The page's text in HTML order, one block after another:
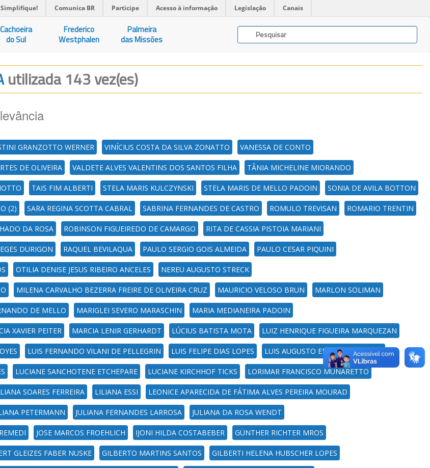
Simplifique! Comunica BR Participe Acesso à informação Legislação Canais
Cachoeira
do Sul
Frederico
Westphalen
Palmeira
das Missões
utilizada 143 vez(es)
GRANZOTTO WERNER VINÍCIUS COSTA DA SILVA ZONATTO VANESSA DE CONTO
DE OLIVEIRA VALDETE ALVES VALENTINS DOS SANTOS FILHA TÂNIA MICHELINE MIORANDO
TAIS FIM ALBERTI STELA MARIS KULCZYNSKI STELA MARIS DE MELLO PADOIN SONIA DE AVILA BOTTON
(2) SARA REGINA SCOTTA CABRAL SABRINA FERNANDES DE CASTRO ROMULO TREVISAN ROMARIO TRENTIN
DA ROSA ROBINSON FIGUEIREDO DE CAMARGO RITA DE CASSIA PISTOIA MARIANI
DURIGON RAQUEL BEVILAQUA PAULO SERGIO GOIS ALMEIDA PAULO CESAR PIQUINI
OTILIA DENISE JESUS RIBEIRO ANCELES NEREU AUGUSTO STRECK
MILENA CARVALHO BEZERRA FREIRE DE OLIVEIRA CRUZ MAURICIO VELOSO BRUN MARLON SOLIMAN
DE MELLO MARIGLEI SEVERO MARASCHIN MARIA MEDIANEIRA PADOIN
XAVIER PEITER MARCIA LENIR GERHARDT LÚCIUS BATISTA MOTA LUIZ HENRIQUE FIGUEIRA MARQUEZAN
LUIS FERNANDO VILANI DE PELLEGRIN LUIS FELIPE DIAS LOPES LUIS AUGUSTO EBLING FARINATTI
LUCIANE SANCHOTENE ETCHEPARE LUCIANE KIRCHHOF TICKS LORIMAR FRANCISCO MUNARETTO
SOARES FERREIRA LILIANA ESSI LEONICE APARECIDA DE FÁTIMA ALVES PEREIRA MOURAD
PETERMANN JULIANA FERNANDES LARROSA JULIANA DA ROSA WENDT
JOSE MARCOS FROEHLICH IJONI HILDA COSTABEBER GÜNTHER RICHTER MROS
GLEIZES FABER NUSKE GILBERTO MARTINS SANTOS GILBERTI HELENA HUBSCHER LOPES